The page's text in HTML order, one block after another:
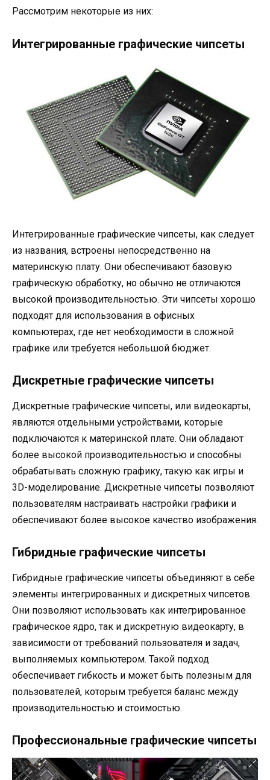
Рассмотрим некоторые из них:
Интегрированные графические чипсеты
Интегрированные графические чипсеты, как следует
из названия, встроены непосредственно на
материнскую плату. Они обеспечивают базовую
графическую обработку, но обычно не отличаются
высокой производительностью. Эти чипсеты хорошо
подходят для использования в офисных
компьютерах, где нет необходимости в сложной
графике или требуется небольшой бюджет.
Дискретные графические чипсеты
Дискретные графические чипсеты, или видеокарты,
являются отдельными устройствами, которые
подключаются к материнской плате. Они обладают
более высокой производительностью и способны
обрабатывать сложную графику, такую как игры и
3D-моделирование. Дискретные чипсеты позволяют
пользователям настраивать настройки графики и
обеспечивают более высокое качество изображения.
Гибридные графические чипсеты
Гибридные графические чипсеты объединяют в себе
элементы интегрированных и дискретных чипсетов.
Они позволяют использовать как интегрированное
графическое ядро, так и дискретную видеокарту, в
зависимости от требований пользователя и задач,
выполняемых компьютером. Такой подход
обеспечивает гибкость и может быть полезным для
пользователей, которым требуется баланс между
производительностью и стоимостью.
Профессиональные графические чипсеты